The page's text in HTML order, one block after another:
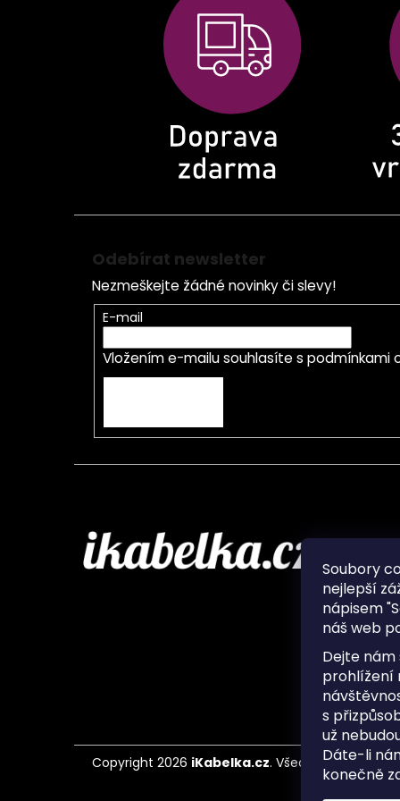
Soubory
nejlepší
nápisem
náš web
Dejte
prohlížení
s
už
Dáte-li
konečně
Odebírat newsletter
Nezmeškejte žádné novinky či slevy!
E-mail
Vložením e-mailu souhlasíte s podmínkami
O nás
Často
Copyright 2026 iKabelka.cz. Všechna práva